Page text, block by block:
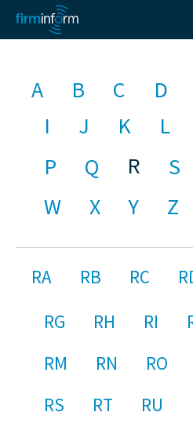
A B C D
I
J K L
P
Q R S
W
X Y Z
RA RB RC
RG
RH RI
RM
RN RO
RS
RT RU